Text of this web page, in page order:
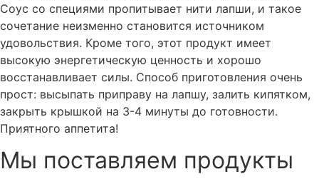
Соус со специями пропитывает нити лапши, и такое
сочетание неизменно становится источником
удовольствия. Кроме того, этот продукт имеет
высокую энергетическую ценность и хорошо
восстанавливает силы. Способ приготовления очень
прост: высыпать приправу на лапшу, залить кипятком,
закрыть крышкой на 3-4 минуты до готовности.
Приятного аппетита!
Мы поставляем продукты